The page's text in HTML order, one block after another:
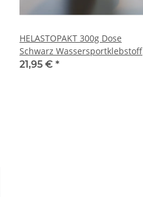
HELASTOPAKT 300g Dose
Schwarz Wassersportklebstoff
Wassersportkleber
21,95 € *